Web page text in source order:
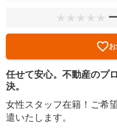
ー
お
任せて安心。不動産のプ
決。
女性スタッフ在籍！ご希
遣いたします。